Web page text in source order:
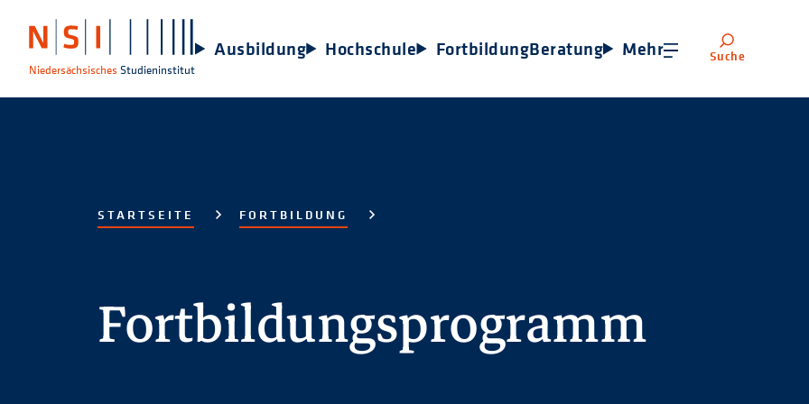
Niedersächsisches Studieninstitut
Ausbildung Hochschule FortbildungBeratung Mehr Suche
STARTSEITE FORTBILDUNG
Fortbildungsprogramm